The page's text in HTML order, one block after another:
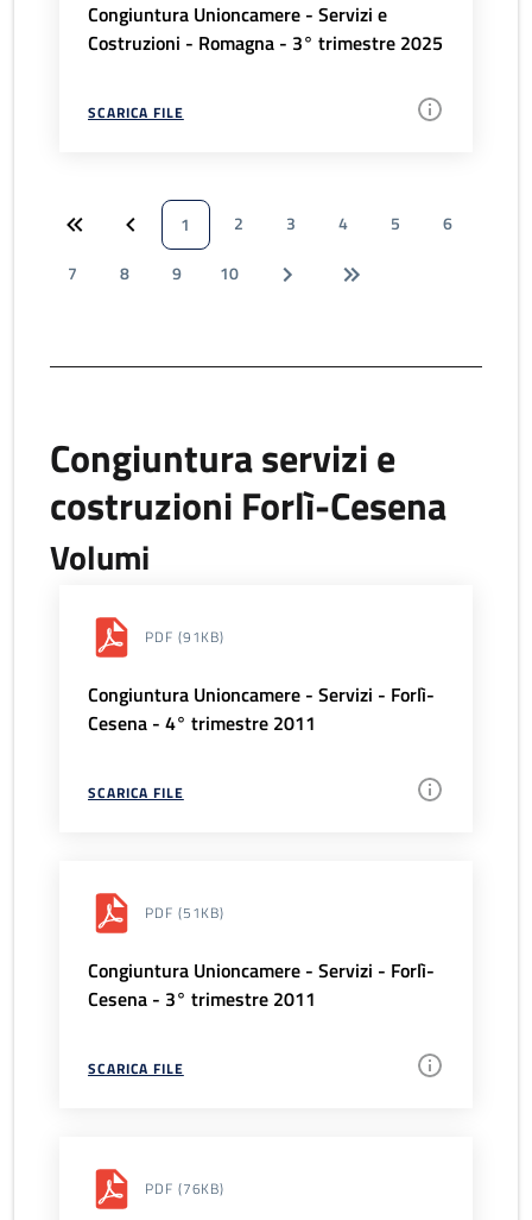
Congiuntura Unioncamere - Servizi e
Costruzioni - Romagna - 3° trimestre 2025
SCARICA FILE
1 2 3 4 5
6
7
8 9 10
Congiuntura servizi e
costruzioni Forlì-Cesena
Volumi
PDF (91KB)
Congiuntura Unioncamere - Servizi - Forlì-
Cesena - 4° trimestre 2011
SCARICA FILE
PDF (51KB)
Congiuntura Unioncamere - Servizi - Forlì-
Cesena - 3° trimestre 2011
SCARICA FILE
PDF (76KB)